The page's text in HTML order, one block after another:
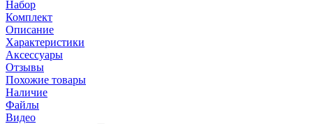
Набор
Комплект
Описание
Характеристики
Аксессуары
Отзывы
Похожие товары
Наличие
Файлы
Видео